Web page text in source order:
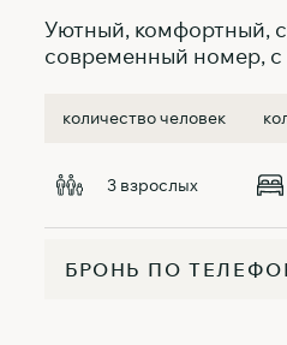
Уютный, комфортный,
современный номер, с
количество человек
3 взрослых
БРОНЬ П О ТЕЛ Е ФО